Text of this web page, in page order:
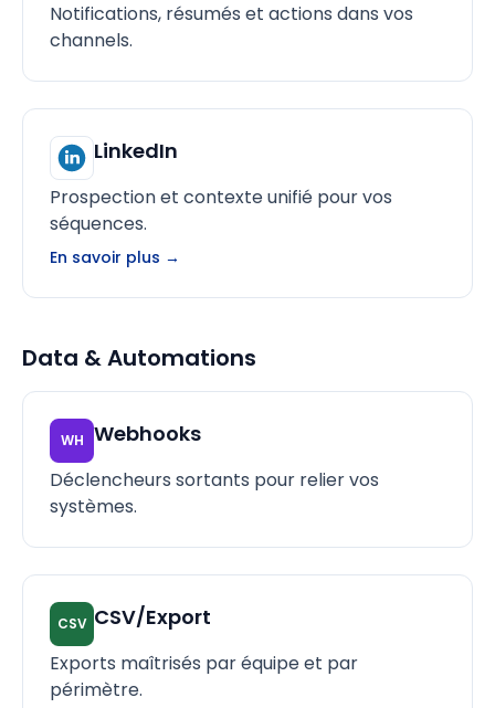
Notifications, résumés et actions dans vos
channels.
LinkedIn
Prospection et contexte unifié pour vos
séquences.
En savoir plus →
Data & Automations
WH Webhooks
Déclencheurs sortants pour relier vos
systèmes.
CSV CSV/Export
Exports maîtrisés par équipe et par
périmètre.